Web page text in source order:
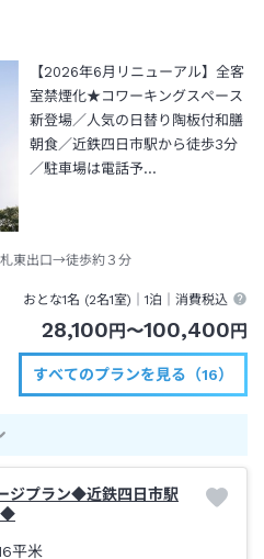
【2026年6月リニューアル】全客
室禁煙化★コワーキングスペース
新登場／人気の日替り陶板付和膳
朝食／近鉄四日市駅から徒歩3分
／駐車場は電話予…
東出口→徒歩約３分
おとな1名 (2名1室)｜1泊 ｜消費税込
28,100 円 〜100,400 円
すべてのプランを見る（16）
ジプラン◆近鉄四日市駅
平米